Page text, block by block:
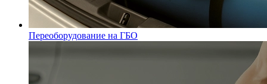
Переоборудование на ГБО